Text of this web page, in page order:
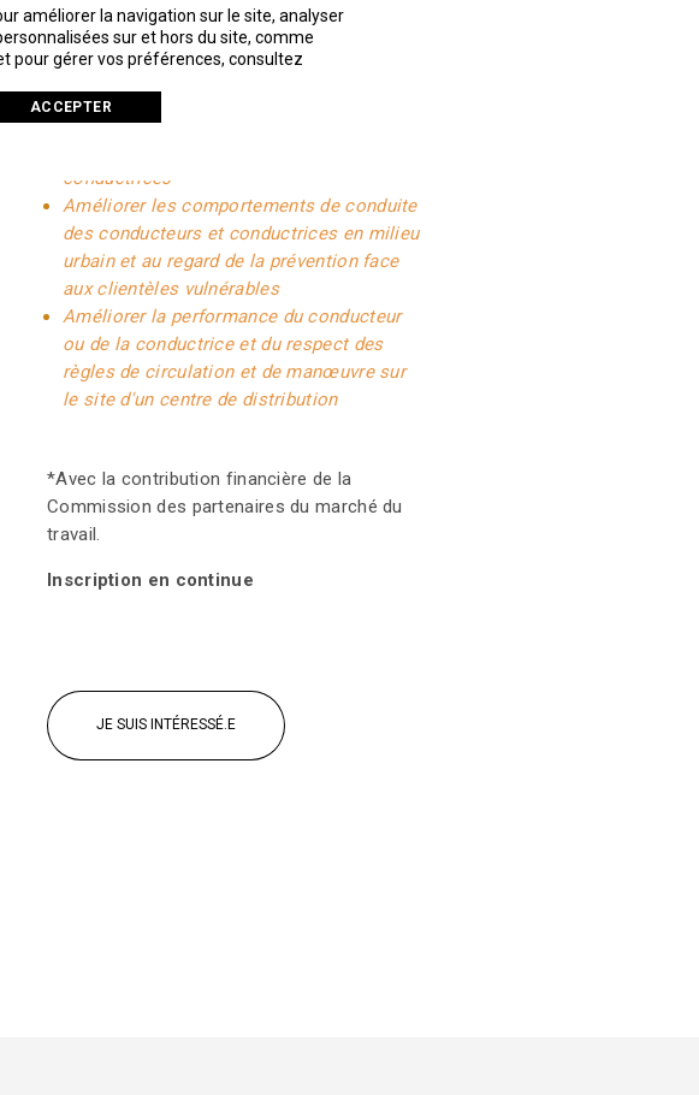
l'entreprise et du conducteur ou de la
conductrice et diminution des coûts
d'entretien des véhicules
Améliorer le dossier de l'entreprise en
matière de sécurité routière et du dossier
conductrices
Améliorer les comportements de conduite
des conducteurs et conductrices en milieu
urbain et au regard de la prévention face
aux clientèles vulnérables
Améliorer la performance du conducteur
ou de la conductrice et du respect des
règles de circulation et de manœuvre sur
le site d'un centre de distribution
*Avec la contribution financière de la
Commission des partenaires du marché du
travail.
Inscription en continue
JE SUIS INTÉRESSÉ.E
améliorer la navigation sur le site, analyser
sur et hors du site, comme
pour gérer vos préférences, consultez
ACCEPTER